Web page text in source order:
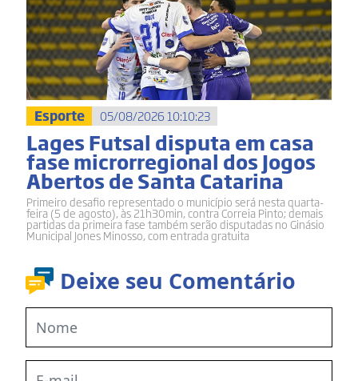
Deixe seu Comentário
Esporte 05/08/2026 10:10:23
Lages Futsal disputa em casa
fase microrregional dos Jogos
Abertos de Santa Catarina
Primeiro desafio representado o município será nesta quarta-
feira (5 de agosto), às 21h30min, contra Correia Pinto; demais
partidas da primeira fase também serão disputadas no Ginásio
Municipal Jones Minosso, com entrada gratuita